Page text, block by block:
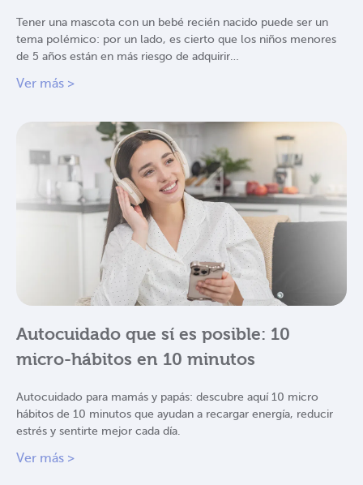
Tener una mascota con un bebé recién nacido puede ser un
tema polémico: por un lado, es cierto que los niños menores
de 5 años están en más riesgo de adquirir…
Ver más >
Autocuidado que sí es posible: 10
micro-hábitos en 10 minutos
Autocuidado para mamás y papás: descubre aquí 10 micro
hábitos de 10 minutos que ayudan a recargar energía, reducir
estrés y sentirte mejor cada día.
Ver más >